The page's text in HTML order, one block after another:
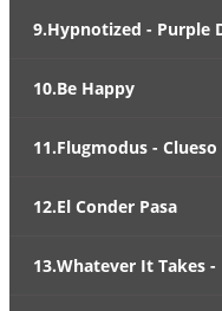
9.Hypnotized - Purple
10.Be Happy
11.Flugmodus - Clueso
12.El Conder Pasa
13.Whatever It Takes